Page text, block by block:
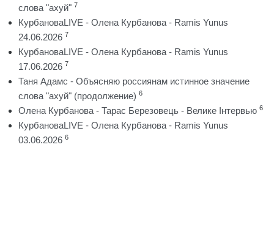
слова "ахуй" 7
КурбановаLIVE - Олена Курбанова - Ramis Yunus
24.06.2026 7
КурбановаLIVE - Олена Курбанова - Ramis Yunus
17.06.2026 7
Таня Адамс - Объясняю россиянам истинное значение
слова "ахуй" (продолжение) 6
Олена Курбанова - Тарас Березовець - Велике Інтервью 6
КурбановаLIVE - Олена Курбанова - Ramis Yunus
03.06.2026 6